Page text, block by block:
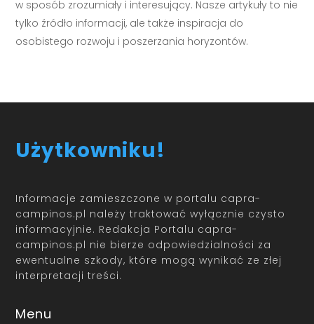
w sposób zrozumiały i interesujący. Nasze artykuły to nie
tylko źródło informacji, ale także inspiracja do
osobistego rozwoju i poszerzania horyzontów.
Użytkowniku!
Informacje zamieszczone w portalu capra-
campinos.pl należy traktować wyłącznie czysto
informacyjnie. Redakcja Portalu capra-
campinos.pl nie bierze odpowiedzialności za
ewentualne szkody, które mogą wynikać ze złej
interpretacji treści.
Menu